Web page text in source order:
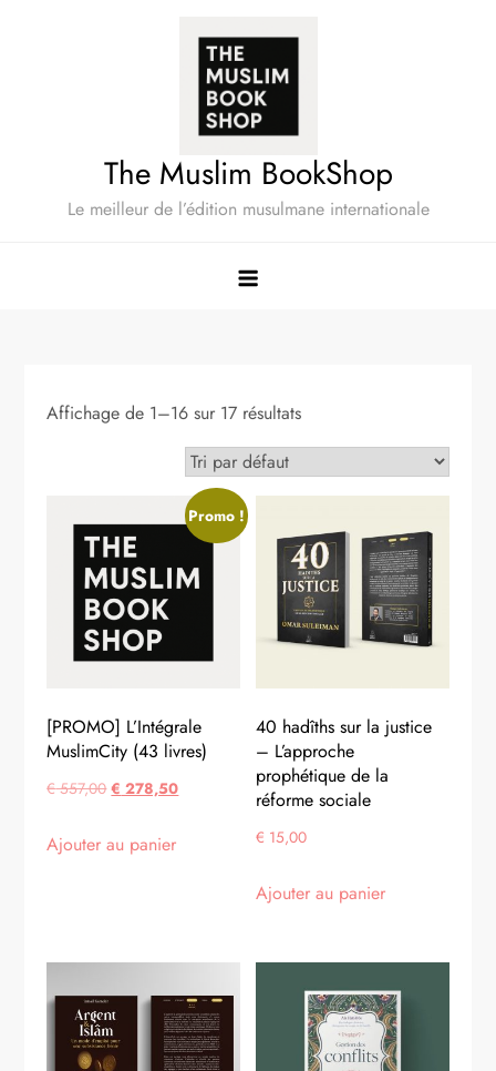
The Muslim BookShop
Le meilleur de l’édition musulmane internationale
Affichage de 1–16 sur 17 résultats
Promo !
[PROMO] L’Intégrale
MuslimCity (43 livres)
€557,00Le
initial
€ 278,50Le
Ajouter au panier
40 hadîths sur la justice
– L’approche
prophétique de la
réforme sociale
€ 15,00
Ajouter au panier